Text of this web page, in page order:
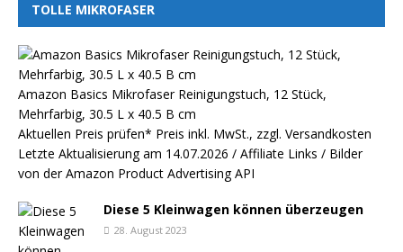
TOLLE MIKROFASER
Amazon Basics Mikrofaser Reinigungstuch, 12 Stück,
Mehrfarbig, 30.5 L x 40.5 B cm
Aktuellen Preis prüfen* Preis inkl. MwSt., zzgl. Versandkosten
Letzte Aktualisierung am 14.07.2026 / Affiliate Links / Bilder
von der Amazon Product Advertising API
Diese 5 Kleinwagen können überzeugen
28. August 2023